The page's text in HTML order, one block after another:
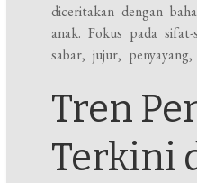
diceritakan dengan
anak. Fokus pada
sabar, jujur,
Tren
Terkini